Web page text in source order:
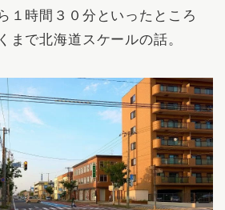
１時間３０分といったところ
まで北海道スケールの話。